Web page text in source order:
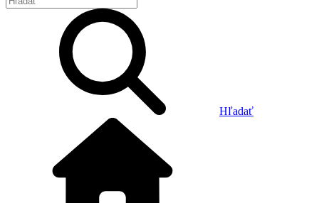
Hľadať